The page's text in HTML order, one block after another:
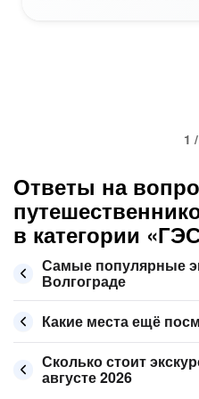
1
Ответы на
в категории
Самые популярные
Волгограде
Какие места ещё
Сколько стоит
августе 2026